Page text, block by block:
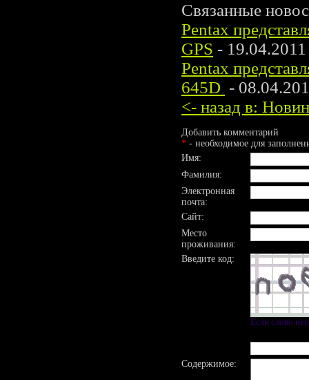
Связанные
Pentax
GPS -
Pentax
645D -
<- назад в:
Добавить комментарий
* - необходимое для
Имя:
Фамилия:
Электронная
почта:
Сайт:
Место
проживания:
Введите код:
Если слово
Содержимое: